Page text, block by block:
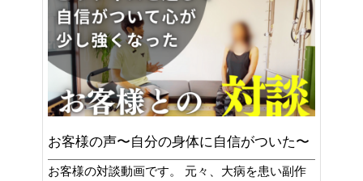
お客様の声〜自分の身体に自信がついた〜
お客様の対談動画です。 元々、大病を患い副作